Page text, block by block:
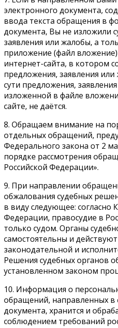
электронного документа,
ввода текста обращения в
документа, Вы не изложили
заявления или жалобы, а
приложение (файл
интернет-сайта, в котором
предложения, заявления
сути предложения,
изложенной в файле
сайте, не даётся.
8. Обращаем внимание на
отдельных обращений,
Федерального закона от 2
порядке рассмотрения
Российской Федерации».
9. При направлении
обжалования судебных
в виду следующее: согласно
Федерации, правосудие в
только судом. Органы
самостоятельны и
законодательной и
Решения судебных органов
установленном законом
10. Информация о
обращений, направленных в
документа, хранится и
соблюдением требований